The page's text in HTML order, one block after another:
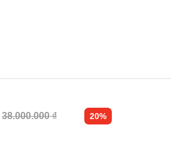
38.000.000 ₫ 20%